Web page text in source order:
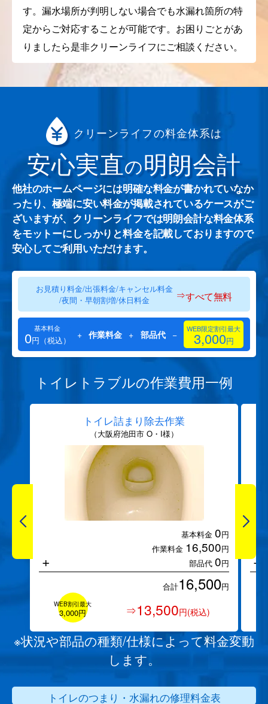
す。漏水場所が判明しない場合でも水漏れ箇所の特
定からご対応することが可能です。お困りごとがあ
りましたら是非クリーンライフにご相談ください。
クリーンライフの料金体系は
安心実直の明朗会計
他社のホームページには明確な料金が書かれていなか
ったり、極端に安い料金が掲載されているケースがご
ざいますが、クリーンライフでは明朗会計な料金体系
をモットーにしっかりと料金を記載しておりますので
安心してご利用いただけます。
お見積り料金/出張料金/キャンセル料金
/夜間・早朝割増/休日料金
⇒すべて無料
基本料金
0円（税込） + 作業料金 + 部品代 − WEB限定割引最大
3,000円
トイレトラブルの作業費用一例
トイレ詰まり除去作業
（大阪府池田市 O・I様）
基本料金 0円
作業料金 16,500円
部品代 0円
+
合計16,500円
WEB割引最大
3,000円 ⇒13,500円(税込)
+
※状況や部品の種類/仕様によって料金変動
します。
トイレのつまり・水漏れの修理料金表